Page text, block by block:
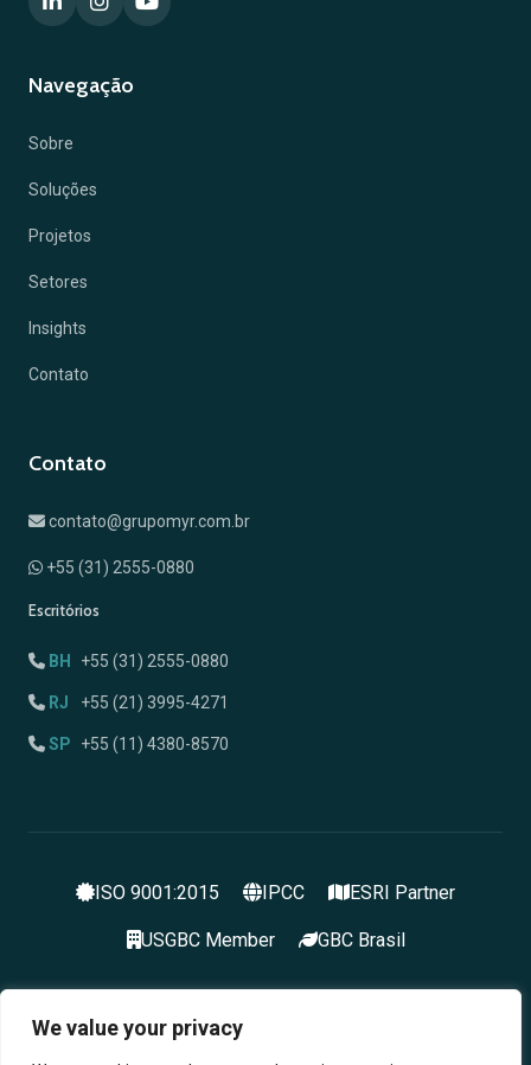
We value your privacy
Navegação
Sobre
Soluções
Projetos
Setores
Insights
Contato
Contato
contato@grupomyr.com.br
+55 (31) 2555-0880
Escritórios
BH +55 (31) 2555-0880
RJ +55 (21) 3995-4271
SP +55 (11) 4380-8570
ISO 9001:2015 IPCC ESRI Partner
USGBC Member GBC Brasil